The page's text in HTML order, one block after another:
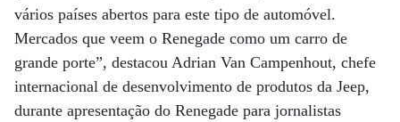
vários países abertos para este tipo de automóvel.
Mercados que veem o Renegade como um carro de
grande porte”, destacou Adrian Van Campenhout, chefe
internacional de desenvolvimento de produtos da Jeep,
durante apresentação do Renegade para jornalistas